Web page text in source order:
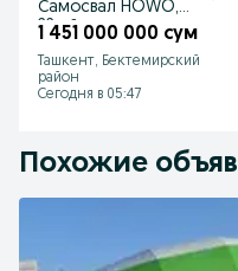
Самосвал HOWO,
22 м³
1 451 000 000 сум
Ташкент, Бектемирский
район
Сегодня в 05:47
Похожие